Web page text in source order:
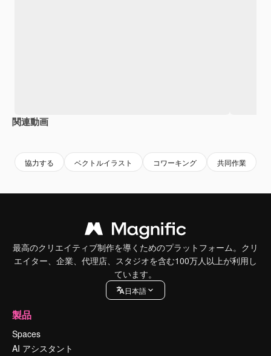
関連動画
協力する ベクトルイラスト コワーキング 共同作業
最高のクリエイティブ制作を導くためのプラットフォーム。クリ
エイター、企業、代理店、スタジオを含む100万人以上が利用し
ています。
日本語
製品
Spaces
AI アシスタント